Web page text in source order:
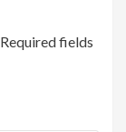
Required fields